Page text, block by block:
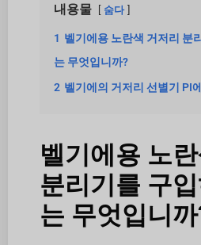
내용물 숨다
1 벨기에용 노란색 거저리 분
는 무엇입니까?
2 벨기에의 거저리 선별기 PI
벨기에용 노
분리기를 구
는 무엇입니